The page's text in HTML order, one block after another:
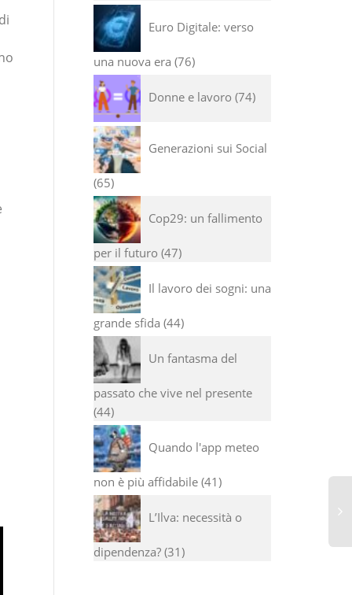
Euro Digitale: verso
una nuova era 76
Donne e lavoro 74
Generazioni sui Social
65
Cop29: un fallimento
per il futuro 47
Il lavoro dei sogni: una
grande sfida 44
Un fantasma del
passato che vive nel presente
44
Quando l'app meteo
non è più affidabile 41
L’Ilva: necessità o
dipendenza? 31